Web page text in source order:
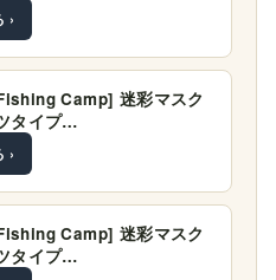
›
Camp] 迷彩マスク
タイプ…
›
Camp] 迷彩マスク
タイプ…